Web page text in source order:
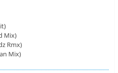
Mix)
Rmx)
Mix)